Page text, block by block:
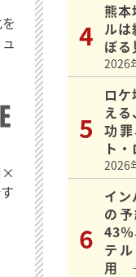
熊本
ル
ぼる
2026
ロ
え
功
ト
2026
イ
の
43
テ
用